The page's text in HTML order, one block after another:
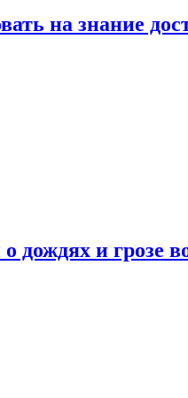
на знание
дождях и грозе